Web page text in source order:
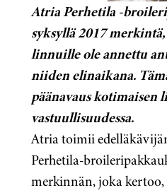
Atria Perhetila -
syksyllä 2017
linnuille ole annettu
niiden elinaikana.
päänavaus kotimaisen
vastuullisuudessa.
Atria toimii
Perhetila-
merkinnän, joka